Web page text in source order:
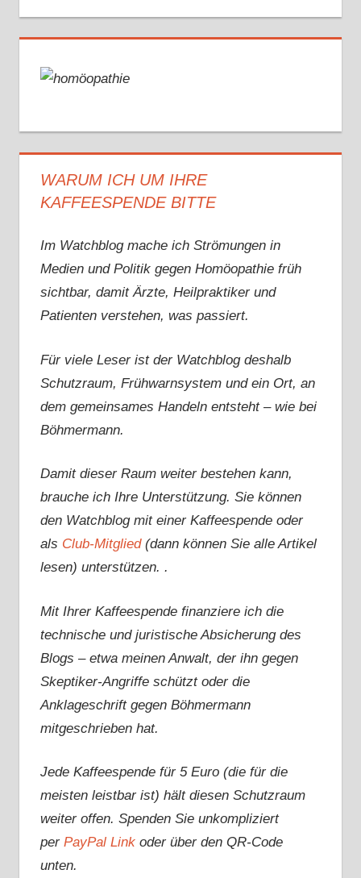
WARUM ICH UM IHRE
KAFFEESPENDE BITTE
Im Watchblog mache ich Strömungen in
Medien und Politik gegen Homöopathie früh
sichtbar, damit Ärzte, Heilpraktiker und
Patienten verstehen, was passiert.
Für viele Leser ist der Watchblog deshalb
Schutzraum, Frühwarnsystem und ein Ort, an
dem gemeinsames Handeln entsteht – wie bei
Böhmermann.
Damit dieser Raum weiter bestehen kann,
brauche ich Ihre Unterstützung. Sie können
den Watchblog mit einer Kaffeespende oder
als Club-Mitglied(dann können Sie alle Artikel
lesen) unterstützen. .
Mit Ihrer Kaffeespende finanziere ich die
technische und juristische Absicherung des
Blogs – etwa meinen Anwalt, der ihn gegen
Skeptiker-Angriffe schützt oder die
Anklageschrift gegen Böhmermann
mitgeschrieben hat.
Jede Kaffeespende für 5 Euro (die für die
meisten leistbar ist) hält diesen Schutzraum
weiter offen. Spenden Sie unkompliziert
per PayPal Linkoder über den QR-Code
unten.